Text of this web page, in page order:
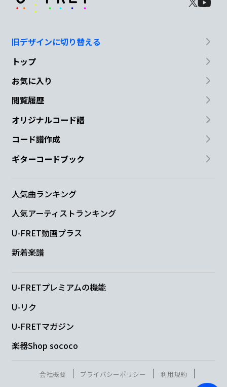
旧デザインに切り替える
トップ
お気に入り
閲覧履歴
オリジナルコード譜
コード譜作成
ギターコードブック
人気曲ランキング
人気アーティストランキング
U-FRET動画プラス
新着楽譜
U-FRETプレミアムの機能
U-リク
U-FRETマガジン
楽器Shop sococo
会社概要 プライバシーポリシー 利用規約